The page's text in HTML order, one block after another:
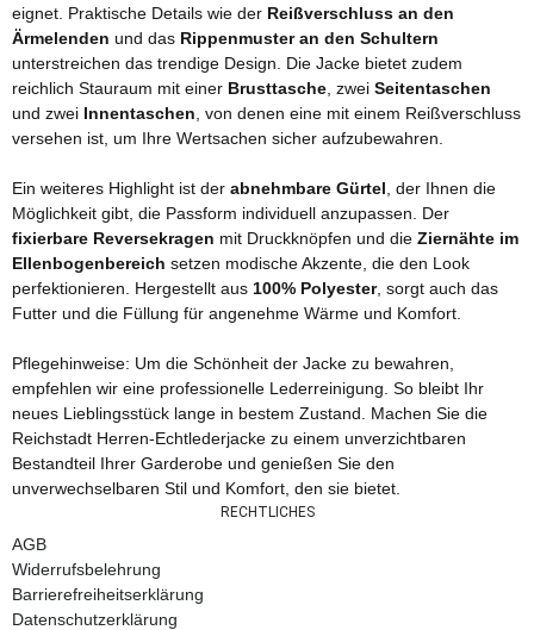
eignet. Praktische Details wie der Reißverschluss an den
Ärmelenden und das Rippenmuster an den Schultern
unterstreichen das trendige Design. Die Jacke bietet zudem
reichlich Stauraum mit einer Brusttasche , zwei Seitentaschen
und zwei Innentaschen , von denen eine mit einem Reißverschluss
versehen ist, um Ihre Wertsachen sicher aufzubewahren.
Ein weiteres Highlight ist der abnehmbare Gürtel , der Ihnen die
Möglichkeit gibt, die Passform individuell anzupassen. Der
fixierbare Reversekragen mit Druckknöpfen und die Ziernähte im
Ellenbogenbereich setzen modische Akzente, die den Look
perfektionieren. Hergestellt aus 100% Polyester, sorgt auch das
Futter und die Füllung für angenehme Wärme und Komfort.
Pflegehinweise: Um die Schönheit der Jacke zu bewahren,
empfehlen wir eine professionelle Lederreinigung. So bleibt Ihr
neues Lieblingsstück lange in bestem Zustand. Machen Sie die
Reichstadt Herren-Echtlederjacke zu einem unverzichtbaren
Bestandteil Ihrer Garderobe und genießen Sie den
unverwechselbaren Stil und Komfort, den sie bietet.
RECHTLICHES
AGB
Widerrufsbelehrung
Barrierefreiheitserklärung
Datenschutzerklärung